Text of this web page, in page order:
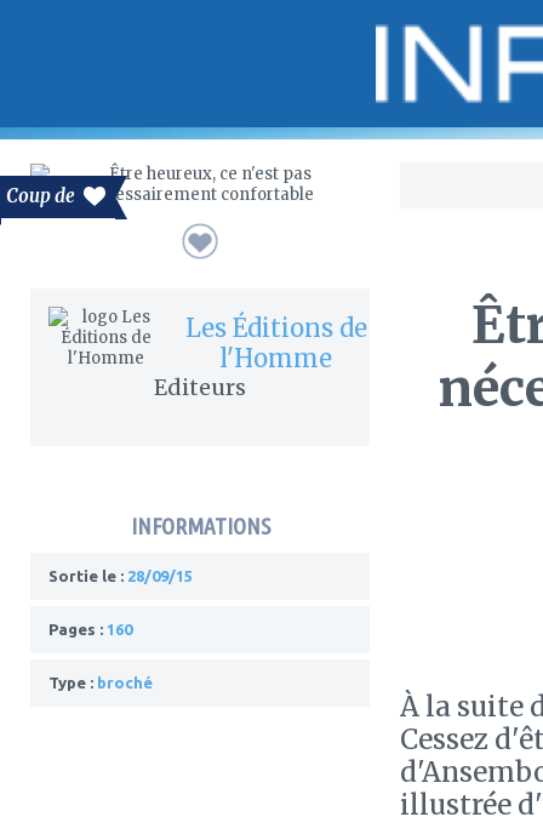
Coup de
Les Éditions de
l'Homme
Editeurs
INFORMATIONS
Sortie le : 28/09/15
Pages : 160
Type : broché
À la suite
Cessez
illustrée